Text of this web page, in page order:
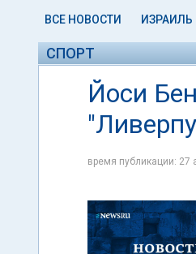
ВСЕ НОВОСТИ ИЗРАИЛЬ
СПОРТ
Йоси
время публикации: 27